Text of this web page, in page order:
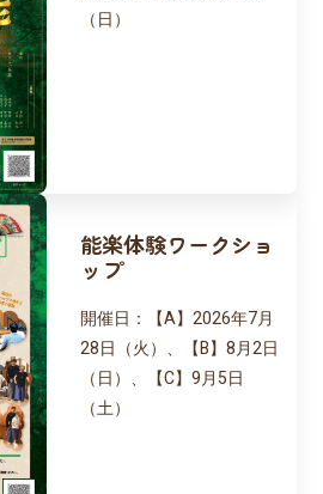
（日）
能楽体験ワークショ
ップ
開催日：
【A】2026年7月
28日（火）、【B】8月2日
（日）、【C】9月5日
（土）